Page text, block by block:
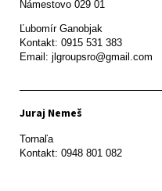
Námestovo 029 01
Ľubomír Ganobjak
Kontakt: 0915 531 383
Email: jlgroupsro@gmail.com
Juraj Nemeš
Tornaľa
Kontakt: 0948 801 082